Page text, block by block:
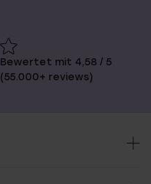
Bewertet mit 4,58 / 5
(55.000+ reviews)